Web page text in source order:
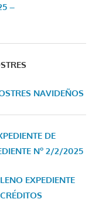
–
NAVIDEÑOS
DE
Nº 2/2/2025
EXPEDIENTE